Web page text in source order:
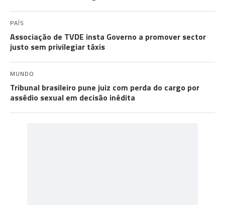
PAÍS
Associação de TVDE insta Governo a promover sector
justo sem privilegiar táxis
MUNDO
Tribunal brasileiro pune juiz com perda do cargo por
assédio sexual em decisão inédita